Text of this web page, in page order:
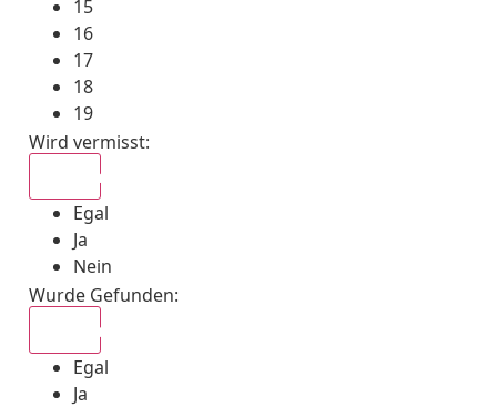
15
16
17
18
19
Wird vermisst:
Egal
Ja
Nein
Wurde Gefunden:
Egal
Ja